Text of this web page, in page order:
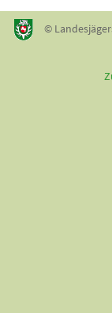
©